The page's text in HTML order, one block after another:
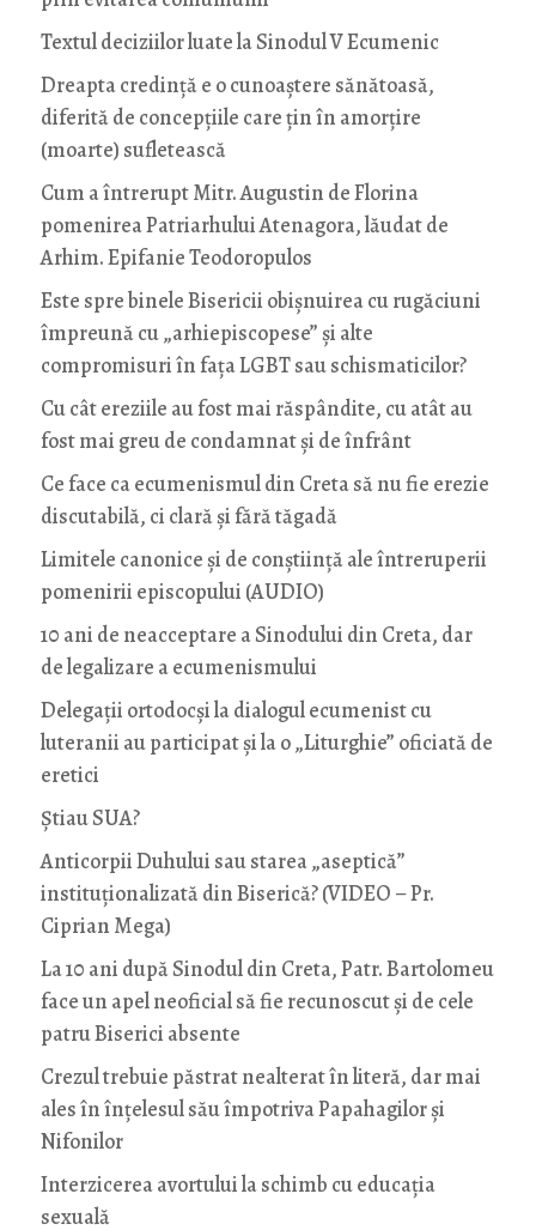
Textul deciziilor luate la Sinodul V Ecumenic
Dreapta credință e o cunoaștere sănătoasă,
diferită de concepțiile care țin în amorțire
(moarte) sufletească
Cum a întrerupt Mitr. Augustin de Florina
pomenirea Patriarhului Atenagora, lăudat de
Arhim. Epifanie Teodoropulos
Este spre binele Bisericii obișnuirea cu rugăciuni
împreună cu „arhiepiscopese” și alte
compromisuri în fața LGBT sau schismaticilor?
Cu cât ereziile au fost mai răspândite, cu atât au
fost mai greu de condamnat și de înfrânt
Ce face ca ecumenismul din Creta să nu fie erezie
discutabilă, ci clară și fără tăgadă
Limitele canonice și de conștiință ale întreruperii
pomenirii episcopului (AUDIO)
10 ani de neacceptare a Sinodului din Creta, dar
de legalizare a ecumenismului
Delegații ortodocși la dialogul ecumenist cu
luteranii au participat și la o „Liturghie” oficiată de
eretici
Știau SUA?
Anticorpii Duhului sau starea „aseptică”
instituționalizată din Biserică? (VIDEO – Pr.
Ciprian Mega)
La 10 ani după Sinodul din Creta, Patr. Bartolomeu
face un apel neoficial să fie recunoscut și de cele
patru Biserici absente
Crezul trebuie păstrat nealterat în literă, dar mai
ales în înțelesul său împotriva Papahagilor și
Nifonilor
Interzicerea avortului la schimb cu educaţia
sexuală